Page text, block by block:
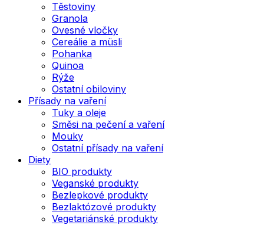
Těstoviny
Granola
Ovesné vločky
Cereálie a müsli
Pohanka
Quinoa
Rýže
Ostatní obiloviny
Přísady na vaření
Tuky a oleje
Směsi na pečení a vaření
Mouky
Ostatní přísady na vaření
Diety
BIO produkty
Veganské produkty
Bezlepkové produkty
Bezlaktózové produkty
Vegetariánské produkty